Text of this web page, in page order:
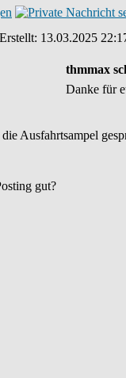
Erstellt: 13.03.2025
thmmax
Danke für
Ausfahrtsampel
gut?